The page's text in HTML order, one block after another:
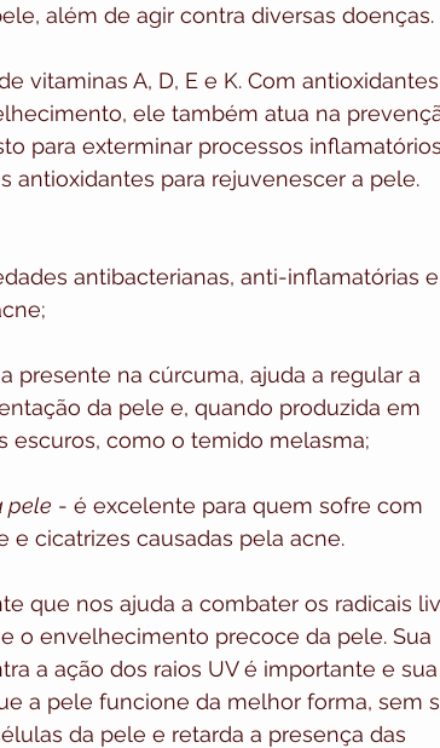
além de agir contra diversas doenças.
vitaminas A, D, E e K. Com antioxidantes
ele também atua na
para exterminar processos
antioxidantes para rejuvenescer a pele.
antibacterianas, anti-inflamatórias e
presente na cúrcuma, ajuda a regular a
da pele e, quando produzida em
escuros, como o temido melasma;
pele - é excelente para quem sofre com
e cicatrizes causadas pela acne.
que nos ajuda a combater os radicais
o envelhecimento precoce da pele. Sua
a ação dos raios UV é importante e
a pele funcione da melhor forma, sem
da pele e retarda a presença das